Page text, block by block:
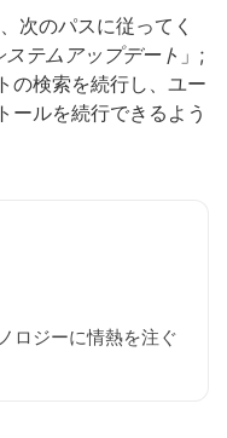
次のパスに従ってく
テムアップデート 」;
の検索を続行し、ユー
ールを続行できるよう
ロジーに情熱を注ぐ